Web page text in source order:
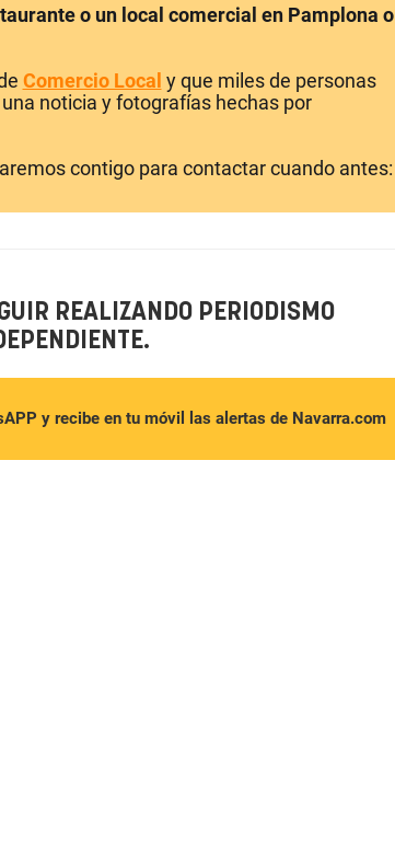
o un local comercial en Pamplona o
Comercio Local y que miles de personas
noticia y fotografías hechas por
contigo para contactar cuando antes:
REALIZANDO PERIODISMO
y recibe en tu móvil las alertas de Navarra.com